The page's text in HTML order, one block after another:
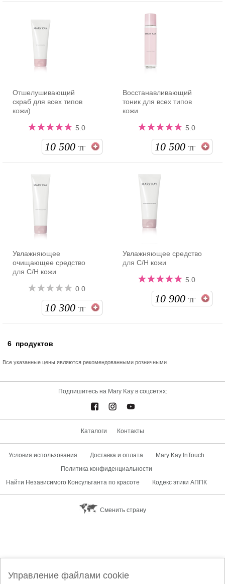
Отшелушивающий
скраб для всех типов
кожи)
5.0
10 500 ТГ
Восстанавливающий
тоник для всех типов
кожи
5.0
10 500 ТГ
Увлажняющее
очищающее средство
для С/Н кожи
0.0
10 300 ТГ
Увлажняющее средство
для С/Н кожи
5.0
10 900 ТГ
6 продуктов
Все указанные цены являются рекомендованными розничными
Подпишитесь на Mary Kay в соцсетях:
Каталоги Контакты
Условия использования Доставка и оплата
Mary Kay InTouch
Политика конфиденциальности
Найти Независимого Консультанта по красоте
Кодекс этики АППК
Сменить страну
Управление файлами cookie